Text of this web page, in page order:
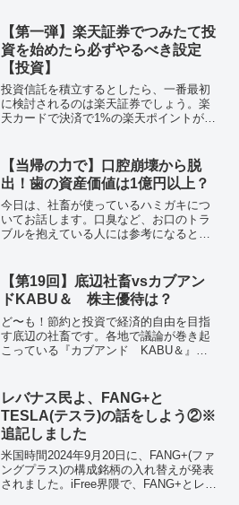
望の投資結果をお楽しみください。
【第一弾】楽天証券でつみたて投
資を始めたら必ずやるべき設定
【投資】
投資信託を積立するとしたら、一番最初
に検討されるのは楽天証券でしょう。楽
天カードで決済で1%の楽天ポイントが付
では、投資効率を最大化できる設定につ
いて解説します。
【当帰の力で】口腔崩壊から脱
出！歯の資産価値は1億円以上？
今日は、社畜が使っているハミガキにつ
いてお話します。口臭など、お口のトラ
ブルを抱えている人には参考になると思
す。
【第19回】底辺社畜vsカブアン
ドKABU＆ 株主優待は？
ど〜も！節約と投資で経済的自由を目指
す底辺の社畜です。各地で議論が巻き起
こっている『カブアンド KABU＆』は
す。
レバナス民よ、FANG+と
TESLA(テスラ)の話をしよう②※
追記しました
米国時間2024年9月20日に、FANG+(ファ
ングプラス)の構成銘柄の入れ替えが発表
されました。iFree界隈で、FANG+とレバ